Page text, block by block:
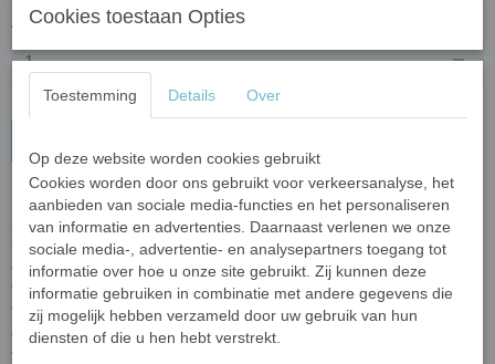
Aantal
Het zeer hoogwaardige schuim in combinatie met een tweelaags
systeem maken de HDO-pads van Lake Country Manufacturing
speciale pads. Met de twee verschillende eigenschappen van de
gebruikte schuimen worden de voordelen van dunne en de
voordelen van dikkere pads gecombineerd. De lichtgrijze laag leidt
tot een vermindering van de laterale of horizontale beweging en
daarmee de wrijvingswarmte, die snel problematisch kan worden,
vooral bij krachtige excentrische en gedwongen excentrische
Cookies toestaan Opties
Toestemming Details Over
Op deze website worden cookies gebruikt
Cookies worden door ons gebruikt voor verkeersanalyse, het
aanbieden van sociale media-functies en het personaliseren
van informatie en advertenties. Daarnaast verlenen we onze
sociale media-, advertentie- en analysepartners toegang tot
informatie over hoe u onze site gebruikt. Zij kunnen deze
informatie gebruiken in combinatie met andere gegevens die
zij mogelijk hebben verzameld door uw gebruik van hun
diensten of die u hen hebt verstrekt.